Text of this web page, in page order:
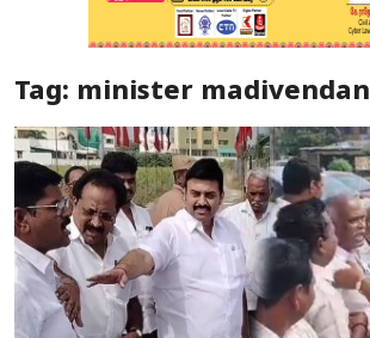
Special Story
Business
Crime
Tamilnadu
Tag: minister madivendan